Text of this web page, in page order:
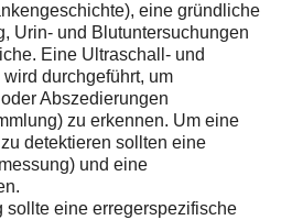
eine gründliche
Urin- und Blutuntersuchungen
Eine Ultraschall- und
durchgeführt, um
Abszedierungen
zu erkennen. Um eine
detektieren sollten eine
und eine
sollte eine erregerspezifische